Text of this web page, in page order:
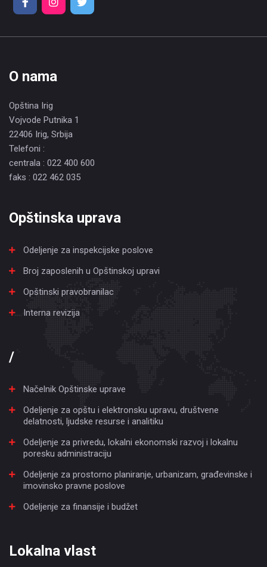
O nama
Opština Irig
Vojvode Putnika 1
22406 Irig, Srbija
Telefoni :
centrala : 022 400 600
faks : 022 462 035
Opštinska uprava
Odeljenje za inspekcijske poslove
Broj zaposlenih u Opštinskoj upravi
Opštinski pravobranilac
Interna revizija
/
Načelnik Opštinske uprave
Odeljenje za opštu i elektronsku upravu, društvene
delatnosti, ljudske resurse i analitiku
Odeljenje za privredu, lokalni ekonomski razvoj i lokalnu
poresku administraciju
Odeljenje za prostorno planiranje, urbanizam, građevinske i
imovinsko pravne poslove
Odeljenje za finansije i budžet
Lokalna vlast